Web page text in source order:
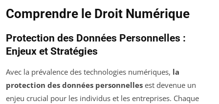
Comprendre le Droit Numérique
Protection des Données Personnelles :
Enjeux et Stratégies
Avec la prévalence des technologies numériques, la
protection des données personnelles est devenue un
enjeu crucial pour les individus et les entreprises. Chaque